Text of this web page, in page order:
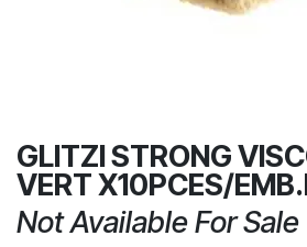
GLITZI STRONG
VERT X10PCES/
Not Available For Sale